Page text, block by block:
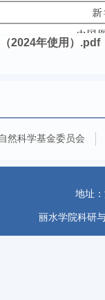
2024年使用）.pdf
然科学基金委员会
地址
丽水学院科研